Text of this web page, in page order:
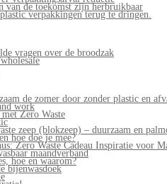
van de toekomst zijn herbruikbaar
verpakkingen terug te dringen.
vragen over de broodzak
de zomer door zonder plastic en
work
Zero Waste
zeep (blokzeep) – duurzaam en
hoe doe je mee?
Zero Waste Cadeau Inspiratie voor
maandverband
hoe en waarom?
bijenwasdoek